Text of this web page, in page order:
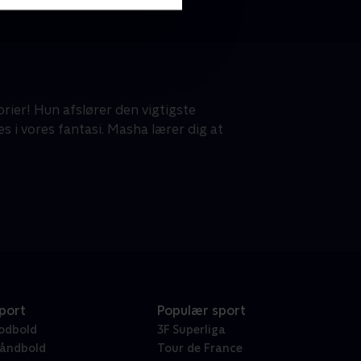
Hun afslører den vigtigste
i vores fantasi. Masha lærer dig at
Populær sport
3F Superliga
Tour de France